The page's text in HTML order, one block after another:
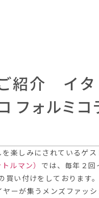
紹介 イ
フォルミ
楽しみにされているゲ
ルマン） では、毎年２回
買い付けをしております
ーが集うメンズファッ